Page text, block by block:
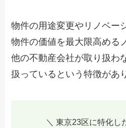
物件の用途変更やリノベー
物件の価値を最大限高める
他の不動産会社が取り扱わ
扱っているという特徴があ
＼ 東京23区に特化し